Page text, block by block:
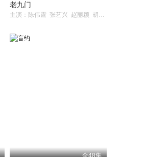
老九门
主演：陈伟霆 张艺兴 赵丽颖 胡耘豪 应昊茗 袁冰妍 王美人 王闯 张铭恩 杨紫茳 张鲁一 李乃文 李宗翰
全48集